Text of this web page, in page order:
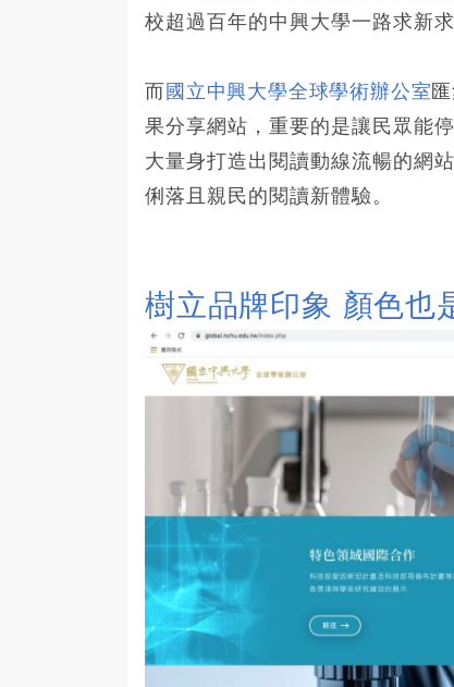
校超過百年的中興大學一路求新
而 國立中興大學全球學術辦公室
果分享網站，重要的是讓民眾能
大量身打造出閱讀動線流暢的網
俐落且親民的閱讀新體驗。
樹立品牌印象 顏色也